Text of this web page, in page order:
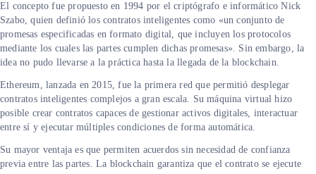
El concepto fue propuesto en 1994 por el criptógrafo e informático Nick
Szabo, quien definió los contratos inteligentes como «un conjunto de
promesas especificadas en formato digital, que incluyen los protocolos
mediante los cuales las partes cumplen dichas promesas». Sin embargo, la
idea no pudo llevarse a la práctica hasta la llegada de la blockchain.
Ethereum, lanzada en 2015, fue la primera red que permitió desplegar
contratos inteligentes complejos a gran escala. Su máquina virtual hizo
posible crear contratos capaces de gestionar activos digitales, interactuar
entre sí y ejecutar múltiples condiciones de forma automática.
Su mayor ventaja es que permiten acuerdos sin necesidad de confianza
previa entre las partes. La blockchain garantiza que el contrato se ejecute